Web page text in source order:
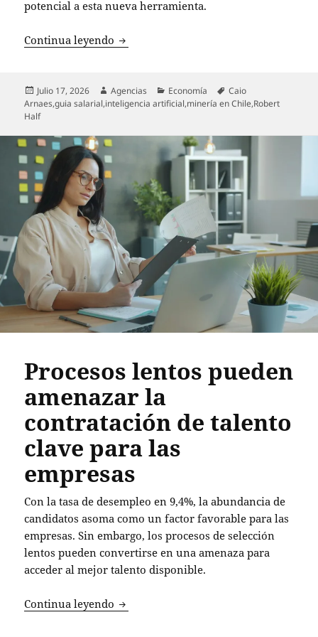
potencial a esta nueva herramienta.
Continua leyendo Minería: Hacia un nuevo perfil
Publicado
el
Julio 17, 2026 Autor
Agencias Categorías
Economía Etiquetas
Caio
Arnaes,guia salarial,inteligencia artificial,minería en Chile,Robert
Half
Procesos lentos pueden
amenazar la
contratación de talento
clave para las
empresas
Con la tasa de desempleo en 9,4%, la abundancia de
candidatos asoma como un factor favorable para las
empresas. Sin embargo, los procesos de selección
lentos pueden convertirse en una amenaza para
acceder al mejor talento disponible.
Continua leyendo Procesos lentos pueden amenazar la